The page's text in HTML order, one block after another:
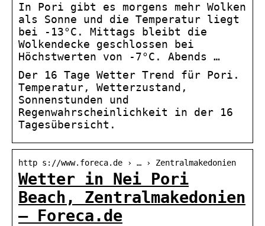
In Pori gibt es morgens mehr Wolken
als Sonne und die Temperatur liegt
bei -13°C. Mittags bleibt die
Wolkendecke geschlossen bei
Höchstwerten von -7°C. Abends …
Der 16 Tage Wetter Trend für Pori.
Temperatur, Wetterzustand,
Sonnenstunden und
Regenwahrscheinlichkeit in der 16
Tagesübersicht.
http s://www.foreca.de › … › Zentralmakedonien
Wetter in Nei Pori
Beach, Zentralmakedonien
– Foreca.de